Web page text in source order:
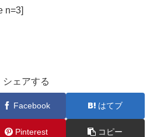
n=3]
シェアする
Facebook はてブ
Pinterest コピー